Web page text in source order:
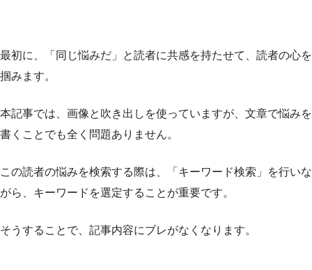
最初に、「同じ悩みだ」と読者に共感を持たせて、読者の心を
掴みます。
本記事では、画像と吹き出しを使っていますが、文章で悩みを
書くことでも全く問題ありません。
この読者の悩みを検索する際は、「キーワード検索」を行いな
がら、キーワードを選定することが重要です。
そうすることで、記事内容にブレがなくなります。